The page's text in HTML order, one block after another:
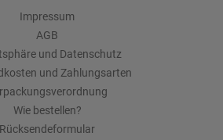
Impressum
AGB
und Datenschutz
und Zahlungsarten
Wie bestellen?
Rücksendeformular